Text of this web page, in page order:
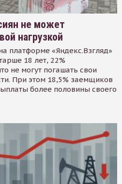
не может
нагрузкой
платформе «Яндекс.Взгляд»
18 лет, 22%
не могут погашать свои
При этом 18,5% заемщиков
более половины своего